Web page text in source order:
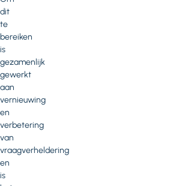
dit
te
bereiken
is
gezamenlijk
gewerkt
aan
vernieuwing
en
verbetering
van
vraagverheldering
en
is